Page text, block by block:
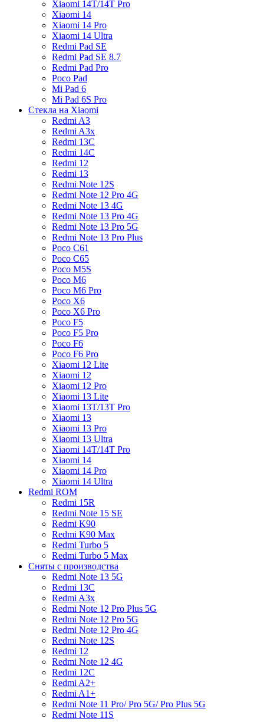
Xiaomi 14T/14T Pro
Xiaomi 14
Xiaomi 14 Pro
Xiaomi 14 Ultra
Redmi Pad SE
Redmi Pad SE 8.7
Redmi Pad Pro
Poco Pad
Mi Pad 6
Mi Pad 6S Pro
Стекла на Xiaomi
Redmi A3
Redmi A3x
Redmi 13C
Redmi 14C
Redmi 12
Redmi 13
Redmi Note 12S
Redmi Note 12 Pro 4G
Redmi Note 13 4G
Redmi Note 13 Pro 4G
Redmi Note 13 Pro 5G
Redmi Note 13 Pro Plus
Poco C61
Poco C65
Poco M5S
Poco M6
Poco M6 Pro
Poco X6
Poco X6 Pro
Poco F5
Poco F5 Pro
Poco F6
Poco F6 Pro
Xiaomi 12 Lite
Xiaomi 12
Xiaomi 12 Pro
Xiaomi 13 Lite
Xiaomi 13T/13T Pro
Xiaomi 13
Xiaomi 13 Pro
Xiaomi 13 Ultra
Xiaomi 14T/14T Pro
Xiaomi 14
Xiaomi 14 Pro
Xiaomi 14 Ultra
Redmi ROM
Redmi 15R
Redmi Note 15 SE
Redmi K90
Redmi K90 Max
Redmi Turbo 5
Redmi Turbo 5 Max
Сняты с производства
Redmi Note 13 5G
Redmi 13C
Redmi A3x
Redmi Note 12 Pro Plus 5G
Redmi Note 12 Pro 5G
Redmi Note 12 Pro 4G
Redmi Note 12S
Redmi 12
Redmi Note 12 4G
Redmi 12C
Redmi A2+
Redmi A1+
Redmi Note 11 Pro/ Pro 5G/ Pro Plus 5G
Redmi Note 11S